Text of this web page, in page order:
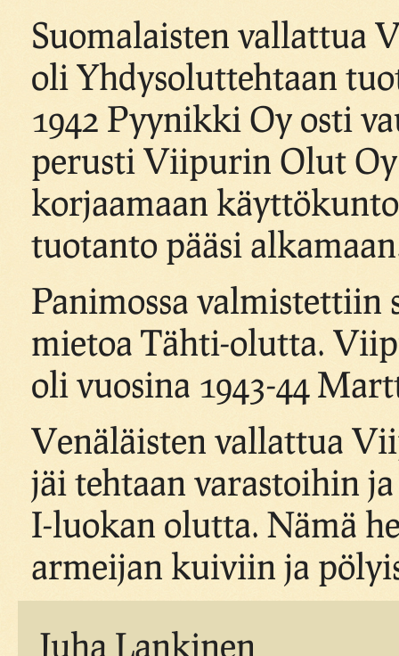
Suomalaisten vallattua
oli Yhdysoluttehtaan
1942 Pyynikki Oy osti
perusti Viipurin Olut
korjaamaan
tuotanto pääsi
Panimossa
mietoa Tähti-olutta.
oli vuosina 1943-44
Venäläisten vallattua
jäi tehtaan varastoihin
I-luokan olutta. Nämä
armeijan kuiviin ja
Juha Lankinen